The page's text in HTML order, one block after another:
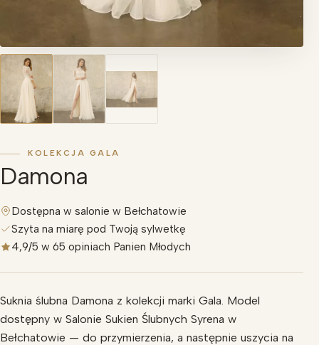
KOLEKCJA GALA
Damona
Dostępna w salonie w Bełchatowie
Szyta na miarę pod Twoją sylwetkę
4,9/5 w 65 opiniach Panien Młodych
Suknia ślubna Damona z kolekcji marki Gala. Model
dostępny w Salonie Sukien Ślubnych Syrena w
Bełchatowie — do przymierzenia, a następnie uszycia na